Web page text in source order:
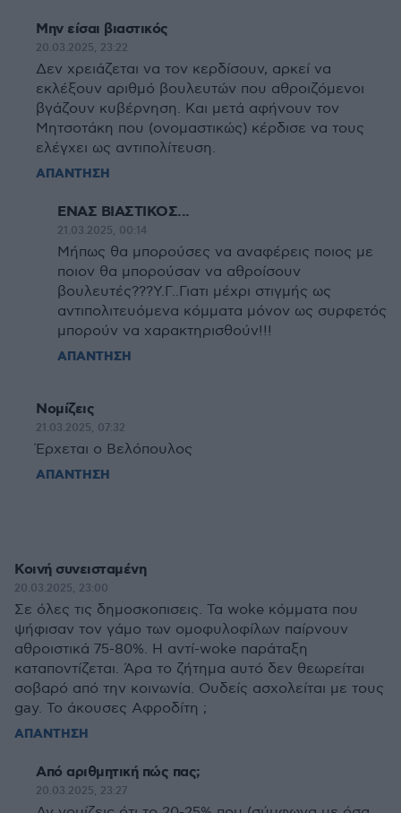
Μην είσαι βιαστικός
20.03.2025, 23:22
Δεν χρειάζεται να τον κερδίσουν, αρκεί να
εκλέξουν αριθμό βουλευτών που αθροιζόμενοι
βγάζουν κυβέρνηση. Και μετά αφήνουν τον
Μητσοτάκη που (ονομαστικώς) κέρδισε να τους
ελέγχει ως αντιπολίτευση.
ΑΠΑΝΤΗΣΗ
ΕΝΑΣ ΒΙΑΣΤΙΚΟΣ...
21.03.2025, 00:14
Μήπως θα μπορούσες να αναφέρεις ποιος με
ποιον θα μπορούσαν να αθροίσουν
βουλευτές???Υ.Γ..Γιατι μέχρι στιγμής ως
αντιπολιτευόμενα κόμματα μόνον ως συρφετός
μπορούν να χαρακτηρισθούν!!!
ΑΠΑΝΤΗΣΗ
Νομίζεις
21.03.2025, 07:32
Έρχεται ο Βελόπουλος
ΑΠΑΝΤΗΣΗ
Κοινή συνεισταμένη
20.03.2025, 23:00
Σε όλες τις δημοσκοπισεις. Τα woke κόμματα που
ψήφισαν τον γάμο των ομοφυλοφίλων παίρνουν
αθροιστικά 75-80%. Η αντί-woke παράταξη
καταποντίζεται. Άρα το ζήτημα αυτό δεν θεωρείται
σοβαρό από την κοινωνία. Ουδείς ασχολείται με τους
gay. Το άκουσες Αφροδίτη ;
ΑΠΑΝΤΗΣΗ
Από αριθμητική πώς πας;
20.03.2025, 23:27